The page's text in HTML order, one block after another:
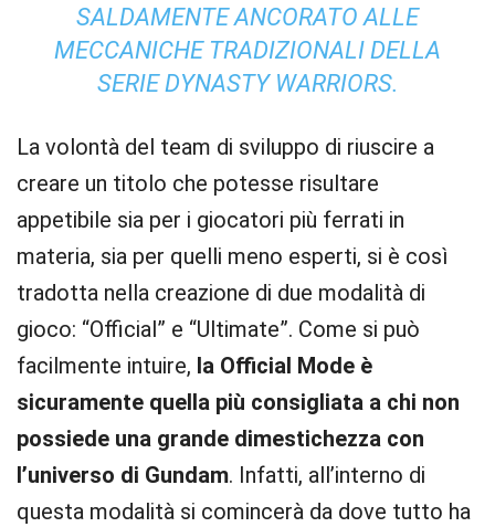
SALDAMENTE ANCORATO ALLE
MECCANICHE TRADIZIONALI DELLA
SERIE DYNASTY WARRIORS.
La volontà del team di sviluppo di riuscire a
creare un titolo che potesse risultare
appetibile sia per i giocatori più ferrati in
materia, sia per quelli meno esperti, si è così
tradotta nella creazione di due modalità di
gioco: “Official” e “Ultimate”. Come si può
facilmente intuire, la Official Mode è
sicuramente quella più consigliata a chi non
possiede una grande dimestichezza con
l’universo di Gundam. Infatti, all’interno di
questa modalità si comincerà da dove tutto ha